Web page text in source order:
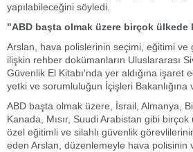
yapılabileceğini söyledi.
"ABD başta olmak üzere birçok ülkede
Arslan, hava polislerinin seçimi, eğitimi ve
ilişkin rehber dokümanların Uluslararası
Güvenlik El Kitabı'nda yer aldığına işaret
yetki ve sorumluluğun İçişleri Bakanlığına
ABD başta olmak üzere, İsrail, Almanya,
Kanada, Mısır, Suudi Arabistan gibi
özel eğitimli ve silahlı güvenlik
eden Arslan, düzenlemeyle hava polisinin